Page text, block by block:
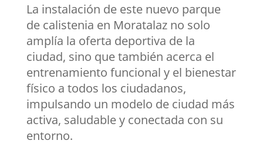
La instalación de este nuevo parque
de calistenia en Moratalaz no solo
amplía la oferta deportiva de la
ciudad, sino que también acerca el
entrenamiento funcional y el bienestar
físico a todos los ciudadanos,
impulsando un modelo de ciudad más
activa, saludable y conectada con su
entorno.